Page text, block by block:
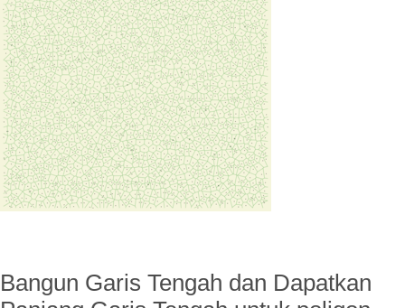
Bangun Garis Tengah dan Dapatkan